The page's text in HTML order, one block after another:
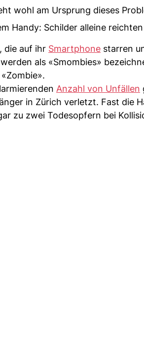
wohl am Ursprung dieses
Handy: Schilder alleine
die auf ihr Smartphone starren
als «Smombies»
Anzahl von Unfällen
in Zürich verletzt. Fast die
zu zwei Todesopfern bei